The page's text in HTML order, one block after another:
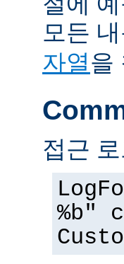
모든
자열을
접근
%b"